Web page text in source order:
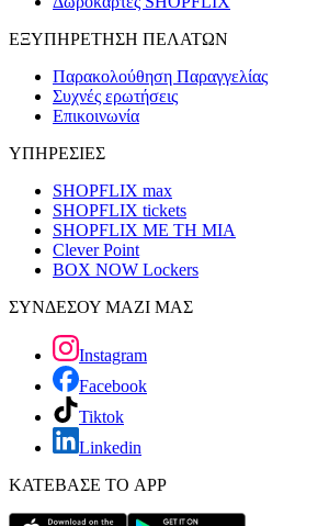
ΕΞΥΠΗΡΕΤΗΣΗ ΠΕΛΑΤΩΝ
Παρακολούθηση Παραγγελίας
Συχνές ερωτήσεις
Επικοινωνία
ΥΠΗΡΕΣΙΕΣ
SHOPFLIX max
SHOPFLIX tickets
SHOPFLIX ΜΕ ΤΗ ΜΙΑ
Clever Point
BOX NOW Lockers
ΣΥΝΔΕΣΟΥ ΜΑΖΙ ΜΑΣ
Instagram
Facebook
Tiktok
Linkedin
ΚΑΤΕΒΑΣΕ ΤΟ APP